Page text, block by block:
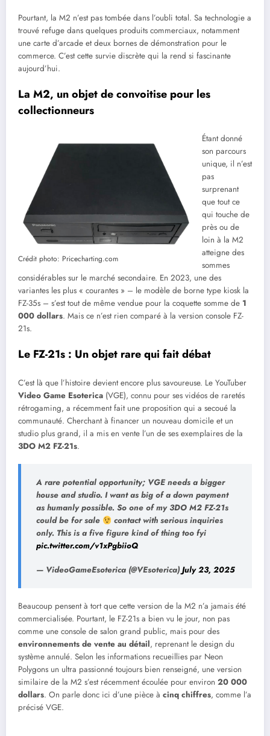
Pourtant, la M2 n’est pas tombée dans l’oubli total. Sa technologie a
trouvé refuge dans quelques produits commerciaux, notamment
une carte d’arcade et deux bornes de démonstration pour le
commerce. C’est cette survie discrète qui la rend si fascinante
aujourd’hui.
La M2, un objet de convoitise pour les
collectionneurs
Crédit photo: Pricecharting.com
Étant donné
son parcours
unique, il n’est
pas
surprenant
que tout ce
qui touche de
près ou de
loin à la M2
atteigne des
sommes
considérables sur le marché secondaire. En 2023, une des
variantes les plus « courantes » – le modèle de borne type kiosk la
FZ-35s – s’est tout de même vendue pour la coquette somme de 1
000 dollars. Mais ce n’est rien comparé à la version console FZ-
21s.
Le FZ-21s : Un objet rare qui fait débat
C’est là que l’histoire devient encore plus savoureuse. Le YouTuber
Video Game Esoterica (VGE), connu pour ses vidéos de raretés
rétrogaming, a récemment fait une proposition qui a secoué la
communauté. Cherchant à financer un nouveau domicile et un
studio plus grand, il a mis en vente l’un de ses exemplaires de la
3DO M2 FZ-21s.
A rare potential opportunity; VGE needs a bigger
house and studio. I want as big of a down payment
as humanly possible. So one of my 3DO M2 FZ-21s
could be for sale
contact with serious inquiries
only. This is a five figure kind of thing too fyi
pic.twitter.com/v1xPgbiioQ
— VideoGameEsoterica (@VEsoterica) July 23, 2025
Beaucoup pensent à tort que cette version de la M2 n’a jamais été
commercialisée. Pourtant, le FZ-21s a bien vu le jour, non pas
comme une console de salon grand public, mais pour des
environnements de vente au détail, reprenant le design du
système annulé. Selon les informations recueillies par Neon
Polygons un ultra passionné toujours bien renseigné, une version
similaire de la M2 s’est récemment écoulée pour environ 20 000
dollars. On parle donc ici d’une pièce à cinq chiffres, comme l’a
précisé VGE.